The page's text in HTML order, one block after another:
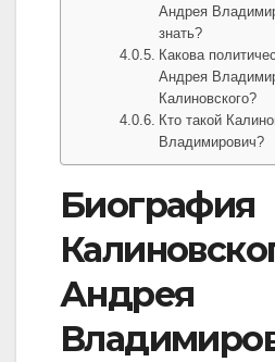
Андрея
знать?
Какова
Андрея
Калиновского?
Кто такой
Владимирович?
Биография
Андрея